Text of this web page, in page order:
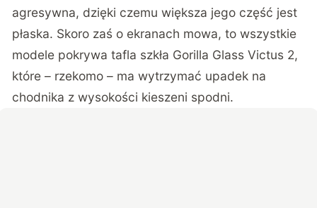
agresywna, dzięki czemu większa jego część jest
płaska. Skoro zaś o ekranach mowa, to wszystkie
modele pokrywa tafla szkła Gorilla Glass Victus 2,
które – rzekomo – ma wytrzymać upadek na
chodnika z wysokości kieszeni spodni.